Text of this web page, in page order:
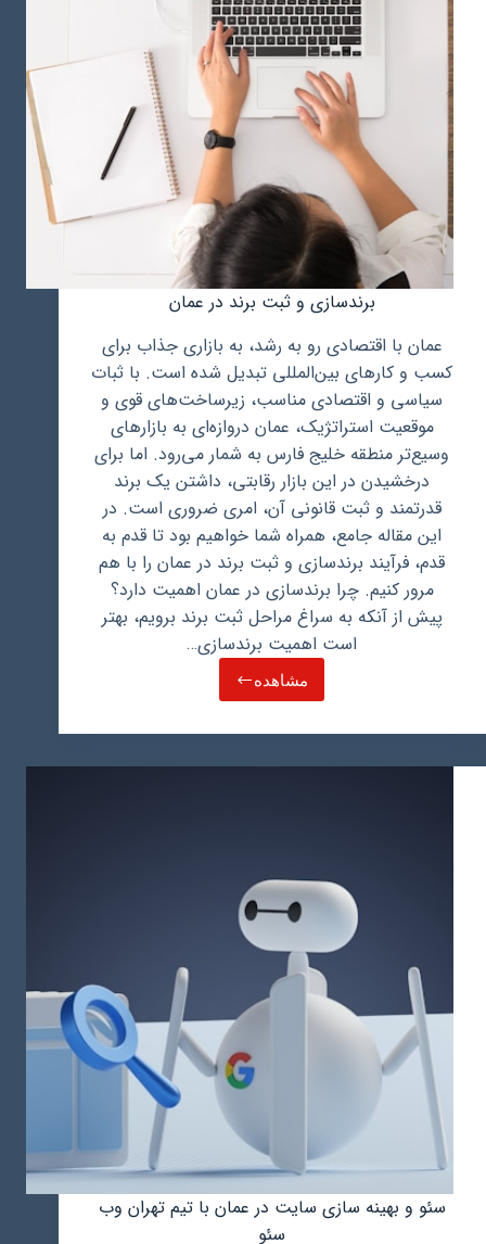
برندسازی و ثبت برند در عمان
عمان با اقتصادی رو به رشد، به بازاری جذاب برای
کسب و کارهای بین‌المللی تبدیل شده است. با ثبات
سیاسی و اقتصادی مناسب، زیرساخت‌های قوی و
موقعیت استراتژیک، عمان دروازه‌ای به بازارهای
وسیع‌تر منطقه خلیج فارس به شمار می‌رود. اما برای
درخشیدن در این بازار رقابتی، داشتن یک برند
قدرتمند و ثبت قانونی آن، امری ضروری است. در
این مقاله جامع، همراه شما خواهیم بود تا قدم به
قدم، فرآیند برندسازی و ثبت برند در عمان را با هم
مرور کنیم. چرا برندسازی در عمان اهمیت دارد؟
پیش از آنکه به سراغ مراحل ثبت برند برویم، بهتر
است اهمیت برندسازی…
مشاهدهبرندسازی
ثبت
در
سئو و بهینه سازی سایت در عمان با تیم تهران وب
سئو